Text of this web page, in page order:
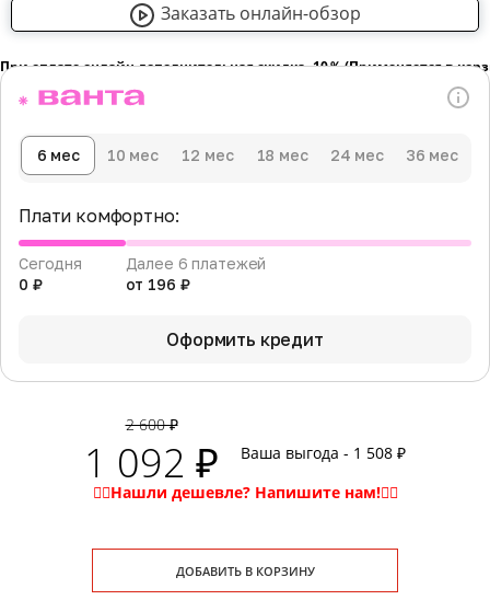
Заказать онлайн-обзор
При оплате онлайн дополнительная скидка -10％ (Применяется в
2 600 ₽
1 092 ₽ Ваша выгода - 1 508 ₽
6 мес 10 мес 12 мес 18 мес 24 мес 36 мес
Плати комфортно:
Сегодня
0 ₽
Далее 6 платежей
от 196 ₽
Оформить кредит
ДОБАВИТЬ В КОРЗИНУ